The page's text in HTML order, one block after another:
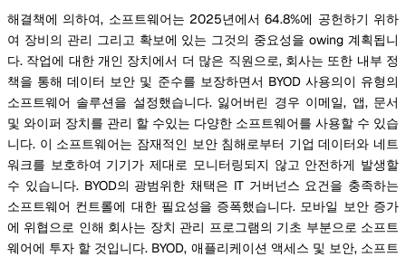
해결책에 의하여, 소프트웨어는 2025년에서 64.8%에 공헌하기 위하
여 장비의 관리 그리고 확보에 있는 그것의 중요성을 owing 계획됩니
다. 작업에 대한 개인 장치에서 더 많은 직원으로, 회사는 또한 내부 정
책을 통해 데이터 보안 및 준수를 보장하면서 BYOD 사용의이 유형의
소프트웨어 솔루션을 설정했습니다. 잃어버린 경우 이메일, 앱, 문서
및 와이퍼 장치를 관리 할 수있는 다양한 소프트웨어를 사용할 수 있습
니다. 이 소프트웨어는 잠재적인 보안 침해로부터 기업 데이터와 네트
워크를 보호하여 기기가 제대로 모니터링되지 않고 안전하게 발생할
수 있습니다. BYOD의 광범위한 채택은 IT 거버넌스 요건을 충족하는
소프트웨어 컨트롤에 대한 필요성을 증폭했습니다. 모바일 보안 증가
에 위협으로 인해 회사는 장치 관리 프로그램의 기초 부분으로 소프트
웨어에 투자 할 것입니다. BYOD, 애플리케이션 액세스 및 보안, 소프트